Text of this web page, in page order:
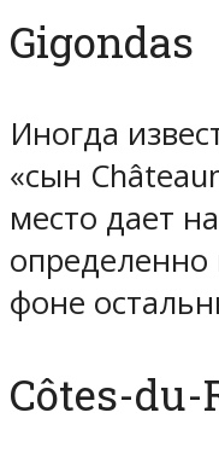
Gigondas
Иногда
«сын
место дает
фоне
Côtes-